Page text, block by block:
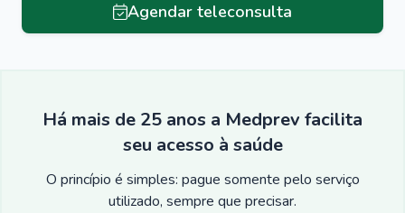
Agendar teleconsulta
Há mais de 25 anos a Medprev facilita
seu acesso à saúde
O princípio é simples: pague somente pelo serviço
utilizado, sempre que precisar.